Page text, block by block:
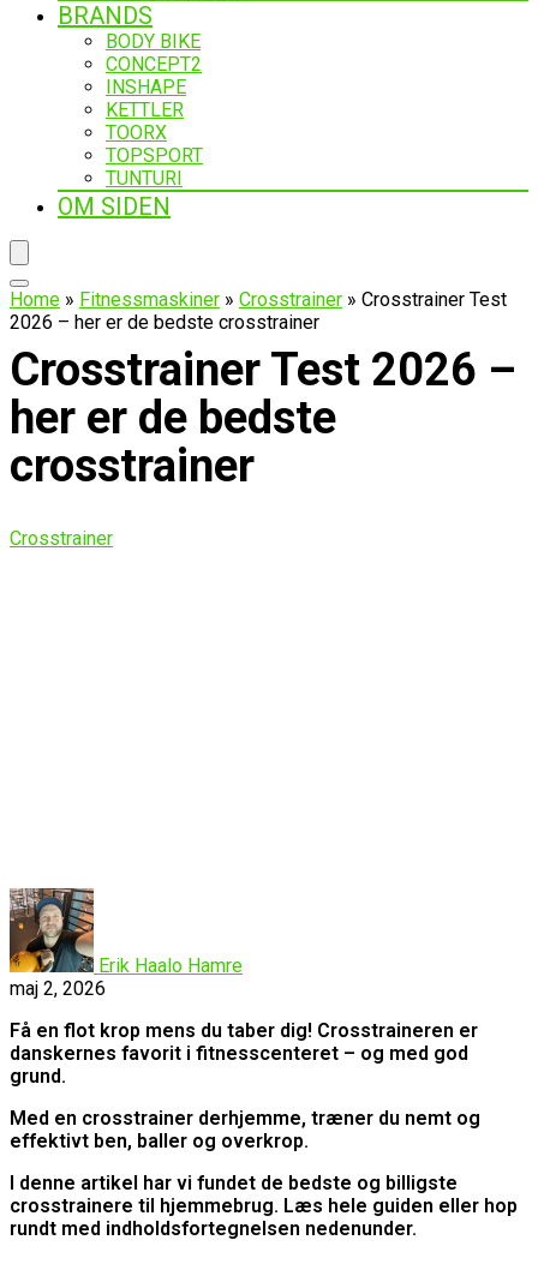
BRANDS
BODY BIKE
CONCEPT2
INSHAPE
KETTLER
TOORX
TOPSPORT
TUNTURI
OM SIDEN
Home » Fitnessmaskiner » Crosstrainer » Crosstrainer Test
2026 – her er de bedste crosstrainer
Crosstrainer Test 2026 –
her er de bedste
crosstrainer
Crosstrainer
Erik Haalo Hamre
maj 2, 2026
Få en flot krop mens du taber dig! Crosstraineren er
danskernes favorit i fitnesscenteret – og med god
grund.
Med en crosstrainer derhjemme, træner du nemt og
effektivt ben, baller og overkrop.
I denne artikel har vi fundet de bedste og billigste
crosstrainere til hjemmebrug. Læs hele guiden eller hop
rundt med indholdsfortegnelsen nedenunder.